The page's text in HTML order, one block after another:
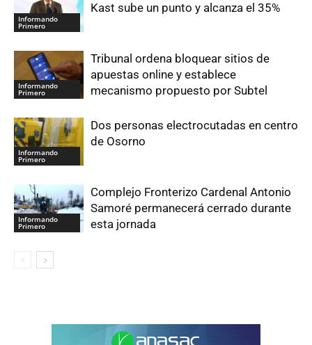
Informando
Primero
Kast sube un punto y alcanza el 35%
Informando
Primero
Tribunal ordena bloquear sitios de
apuestas online y establece
mecanismo propuesto por Subtel
Informando
Primero
Dos personas electrocutadas en centro
de Osorno
Informando
Primero
Complejo Fronterizo Cardenal Antonio
Samoré permanecerá cerrado durante
esta jornada